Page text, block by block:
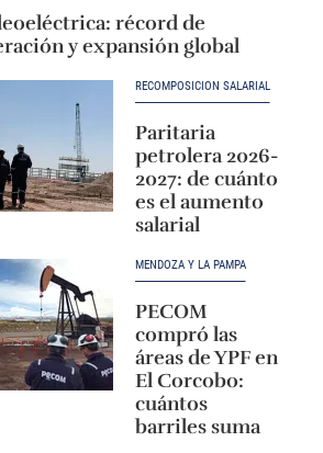
récord de
y expansión global
RECOMPOSICIÓN SALARIAL
Paritaria
petrolera 2026-
2027: de cuánto
es el aumento
salarial
MENDOZA Y LA PAMPA
PECOM
compró las
áreas de YPF en
El Corcobo:
cuántos
barriles suma